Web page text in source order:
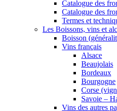
Catalogue des
Catalogue des
Termes et
Les Boissons, vins et
Boisson
Vins français
Alsace
Beaujolais
Bordeaux
Bourgogne
Corse
Savoie –
Vins des autres